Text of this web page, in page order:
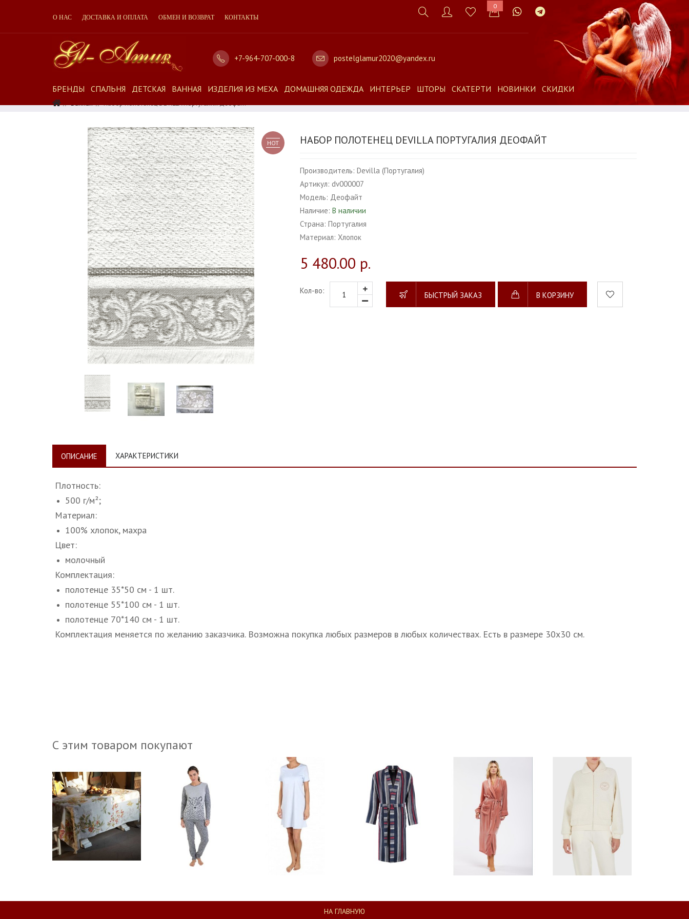
0
О НАС ДОСТАВКА И ОПЛАТА ОБМЕН И ВОЗВРАТ КОНТАКТЫ
+7-964-707-000-8 postelglamur2020@yandex.ru
БРЕНДЫ СПАЛЬНЯ ДЕТСКАЯ ВАННАЯ ИЗДЕЛИЯ ИЗ МЕХА ДОМАШНЯЯ ОДЕЖДА ИНТЕРЬЕР ШТОРЫ СКАТЕРТИ НОВИНКИ СКИДКИ
Ванная Набор Полотенец DEVILLA Португалия Деофайт
HOT НАБОР ПОЛОТЕНЕЦ DEVILLA ПОРТУГАЛИЯ ДЕОФАЙТ
Производитель: Devilla (Португалия)
Артикул: dv000007
Модель: Деофайт
Наличие: В наличии
Страна: Португалия
Материал: Хлопок
5 480.00 р.
Кол-во: БЫСТРЫЙ ЗАКАЗ В КОРЗИНУ
ОПИСАНИЕ ХАРАКТЕРИСТИКИ
Плотность:
500 г/м²;
Материал:
100% хлопок, махра
Цвет:
молочный
Комплектация:
полотенце 35*50 см - 1 шт.
полотенце 55*100 см - 1 шт.
полотенце 70*140 см - 1 шт.
Комплектация меняется по желанию заказчика. Возможна покупка любых размеров в любых количествах. Есть в размере 30х30 см.
С этим товаром покупают
НА ГЛАВНУЮ